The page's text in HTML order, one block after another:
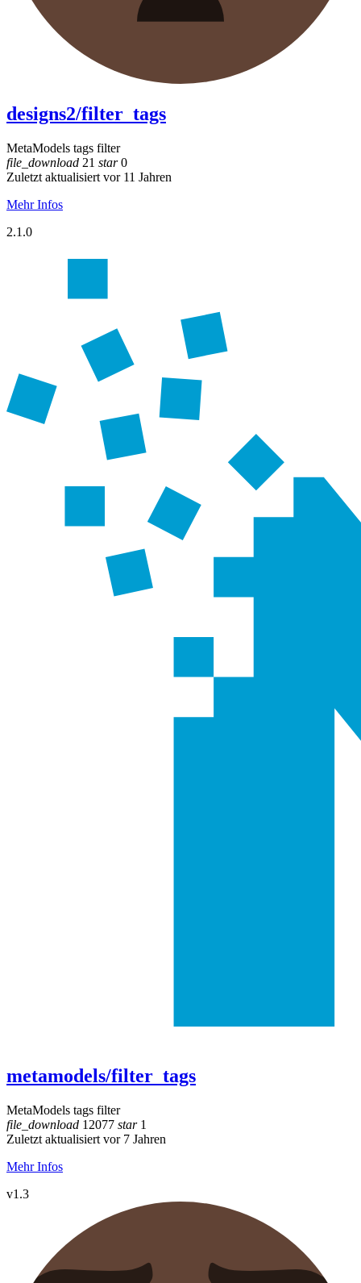
designs2/filter_tags
MetaModels tags filter
file_download 21 star0
Zuletzt aktualisiert vor 11 Jahren
Mehr Infos
2.1.0
metamodels/filter_tags
MetaModels tags filter
file_download 12077 star1
Zuletzt aktualisiert vor 7 Jahren
Mehr Infos
v1.3